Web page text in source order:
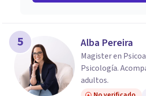
5 Alba Pereira
Magister en
Psicología.
adultos.